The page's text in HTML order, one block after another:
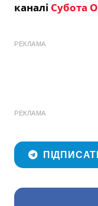
каналі Субота
РЕКЛАМА
РЕКЛАМА